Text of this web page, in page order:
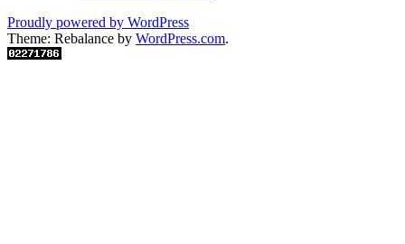
Proudly powered by WordPress
Theme: Rebalance by WordPress.com.